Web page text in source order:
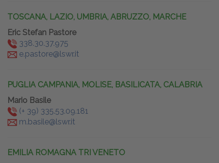
TOSCANA, LAZIO, UMBRIA, ABRUZZO, MARCHE
Eric Stefan Pastore
338.30.37.975
e.pastore@lswr.it
PUGLIA CAMPANIA, MOLISE, BASILICATA, CALABRIA
Mario Basile
(+ 39) 335.53.09.181
m.basile@lswr.it
EMILIA ROMAGNA TRI VENETO